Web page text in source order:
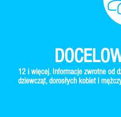
12 i więcej. Informacje zwrotne od
dziewcząt, dorosłych kobiet i